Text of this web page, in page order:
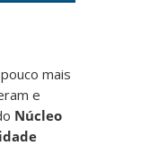
mais
e
Núcleo